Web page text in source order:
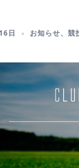
日 お知らせ、 競